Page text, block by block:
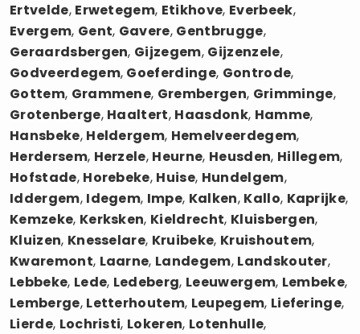
Ertvelde, Erwetegem, Etikhove, Everbeek,
Evergem, Gent, Gavere, Gentbrugge,
Geraardsbergen, Gijzegem, Gijzenzele,
Godveerdegem, Goeferdinge, Gontrode,
Gottem, Grammene, Grembergen, Grimminge,
Grotenberge, Haaltert, Haasdonk, Hamme,
Hansbeke, Heldergem, Hemelveerdegem,
Herdersem, Herzele, Heurne, Heusden, Hillegem,
Hofstade, Horebeke, Huise, Hundelgem,
Iddergem, Idegem, Impe, Kalken, Kallo, Kaprijke,
Kemzeke, Kerksken, Kieldrecht, Kluisbergen,
Kluizen, Knesselare, Kruibeke, Kruishoutem,
Kwaremont, Laarne, Landegem, Landskouter,
Lebbeke, Lede, Ledeberg, Leeuwergem, Lembeke,
Lemberge, Letterhoutem, Leupegem, Lieferinge,
Lierde, Lochristi, Lokeren, Lotenhulle,